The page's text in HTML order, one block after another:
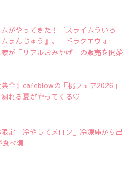
がやってきた！『スライムういろ
まんじゅう』。「ドラクエウォー
が「リアルおみやげ」の販売を開始
集合〗cafeblowの「桃フェア2026」
れる夏がやってくる♡
限定「冷やしてメロン」冷凍庫から出
食べ頃